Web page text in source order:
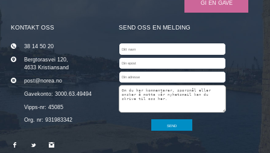
GI EN GAVE
KONTAKT OSS
38 14 50 20
Bergtorasvei 120,
4633 Kristiansand
post@norea.no
Gavekonto: 3000.63.49494
Vipps-nr: 45085
Org. nr: 931983342
SEND OSS EN MELDING